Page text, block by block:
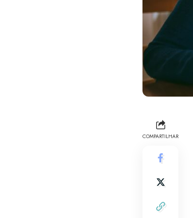
COMPARTILHAR